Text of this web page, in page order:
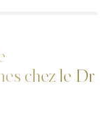
chez le Dr